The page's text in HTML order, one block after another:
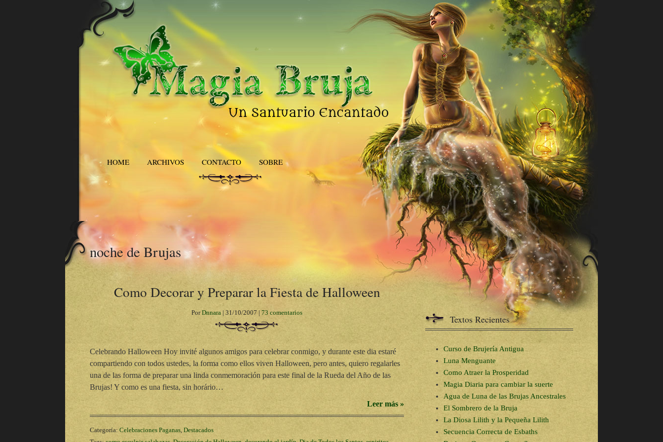
HOME ARCHIVOS CONTACTO SOBRE
noche de Brujas
Como Decorar y Preparar la Fiesta de Halloween
PorDnnara | 31/10/2007 | 73 comentarios
Celebrando Halloween Hoy invité algunos amigos para celebrar conmigo, y durante este dia estaré
compartiendo con todos ustedes, la forma como ellos viven Halloween, pero antes, quiero regalarles
una de las forma de preparar una linda conmemoración para este final de la Rueda del Año de las
Brujas! Y como es una fiesta, sin horário…
Leer más »
Categoría: Celebraciones Paganas, Destacados
Textos Recientes
Curso de Brujería Antigua
Luna Menguante
Como Atraer la Prosperidad
Magia Diaria para cambiar la suerte
Agua de Luna de las Brujas Ancestrales
El Sombrero de la Bruja
La Diosa Lilith y la Pequeña Lilith
Secuencia Correcta de Esbaths